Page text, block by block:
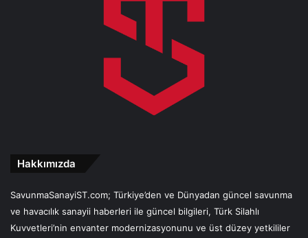
Hakkımızda
SavunmaSanayiST.com; Türkiye’den ve Dünyadan güncel savunma
ve havacılık sanayii haberleri ile güncel bilgileri, Türk Silahlı
Kuvvetleri’nin envanter modernizasyonunu ve üst düzey yetkililer